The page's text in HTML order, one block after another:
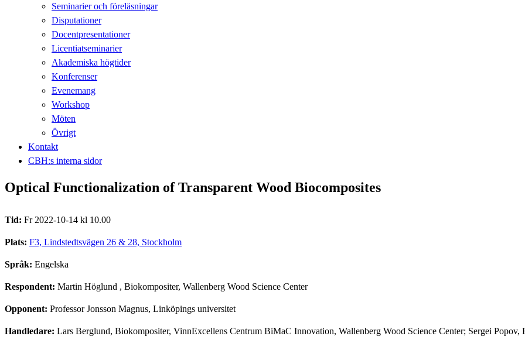
Seminarier och föreläsningar
Disputationer
Docentpresentationer
Licentiatseminarier
Akademiska högtider
Konferenser
Evenemang
Workshop
Möten
Övrigt
Kontakt
CBH:s interna sidor
Optical Functionalization of Transparent Wood Biocomposites
Tid: Fr 2022-10-14 kl 10.00
Plats: F3, Lindstedtsvägen 26 & 28, Stockholm
Språk: Engelska
Respondent: Martin Höglund , Biokompositer, Wallenberg Wood Science Center
Opponent: Professor Jonsson Magnus, Linköpings universitet
Handledare: Lars Berglund, Biokompositer, VinnExcellens Centrum BiMaC Innovation, Wallenberg Wood Science Center; Sergei Popov,